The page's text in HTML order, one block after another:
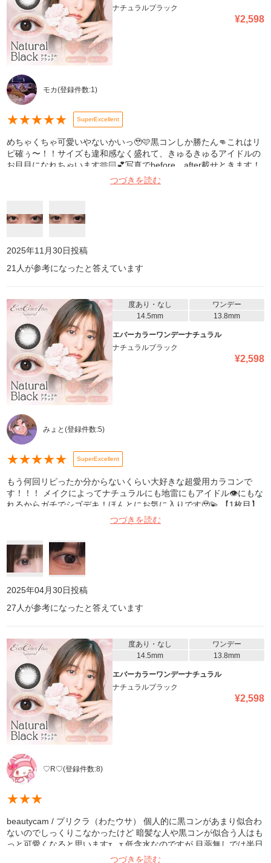
ナチュラルブラック
¥2,598
モカ(登録件数:1)
★★★★★ SuperExcellent
めちゃくちゃ可愛いやないかいっ🥹🩷黒コンしか勝たん👊これはリ
ピ確ぅ〜！！サイズも違和感なく盛れて、きゅるきゅるアイドルの
お目目になれちゃいます‪‪🫶🏻💕︎︎写真でbefore、after載せときます！
地は薄茶目です！すっぴん失礼します💦
つづきを読む
2025年11月30日投稿
21 人が参考になったと答えています
度あり・なし
ワンデー
14.5mm
13.8mm
エバーカラーワンデーナチュラル
ナチュラルブラック
¥2,598
みょと (登録件数:5)
★★★★★ SuperExcellent
もう何回リピったか分からないくらい大好きな超愛用カラコンで
す！！！ メイクによってナチュラルにも地雷にもアイドル👁にもな
れるからガチでシゴデキ！ほんとにお気に入りです🥹💫 【1枚目】
プリ機種はBloomit 【2枚目】室内ノマカメ無加工
つづきを読む
2025年04月30日投稿
27 人が参考になったと答えています
度あり・なし
ワンデー
14.5mm
13.8mm
エバーカラーワンデーナチュラル
ナチュラルブラック
¥2,598
♡R♡(登録件数:8)
★★★
beautycam / プリクラ（わたウサ） 個人的に黒コンがあまり似合わ
ないのでしっくりこなかったけど 暗髪な人や黒コンが似合う人はも
っと可愛くなると思いますт ̫ т 低含水なのですが 目薬無しでは半日
で目が痛くなりました、 大きさは丁度良かったです○
つづきを読む